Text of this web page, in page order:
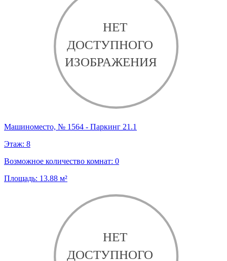
Машиноместо, № 1564 - Паркинг 21.1
Этаж: 8
Возможное количество комнат: 0
Площадь: 13.88 м²